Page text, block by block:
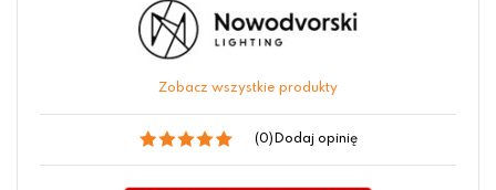
Zobacz wszystkie produkty
(0) Dodaj opinię